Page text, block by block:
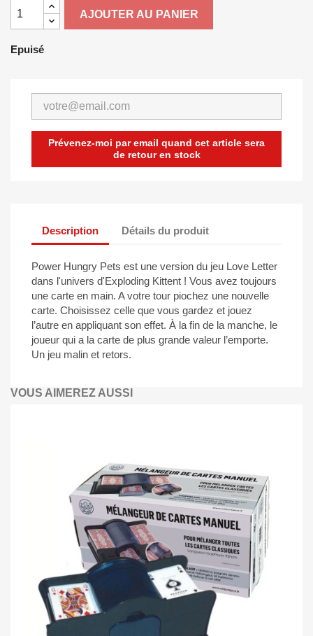
AJOUTER AU PANIER
Epuisé
Prévenez-moi par email quand cet article sera
de retour en stock
Description Détails du produit
Power Hungry Pets est une version du jeu Love Letter
dans l'univers d'Exploding Kittent ! Vous avez toujours
une carte en main. A votre tour piochez une nouvelle
carte. Choisissez celle que vous gardez et jouez
l’autre en appliquant son effet. À la fin de la manche, le
joueur qui a la carte de plus grande valeur l’emporte.
Un jeu malin et retors.
VOUS AIMEREZ AUSSI